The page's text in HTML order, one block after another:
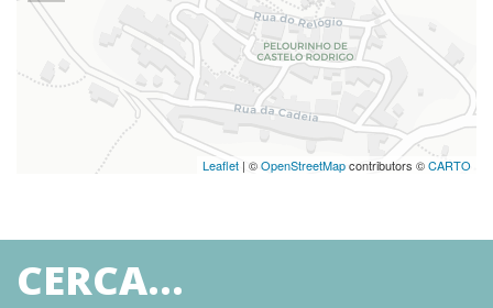
Leaflet | ©OpenStreetMapcontributors ©CARTO
CERCA...